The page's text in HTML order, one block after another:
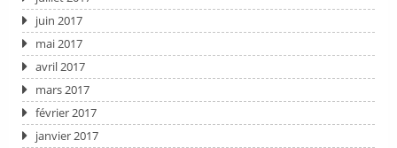
juin 2017
mai 2017
avril 2017
mars 2017
février 2017
janvier 2017